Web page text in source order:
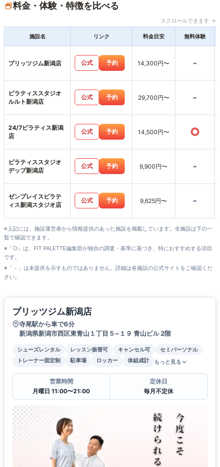
料金・体験・特徴を比べる
スクロールできます →
施設名 リンク 料金目安 無料体験
プリッツジム新潟店 公式 予約 14,300円〜 -
ピラティススタジオ
ルルト新潟店
公式 予約 29,700円〜 -
24/7ピラティス新潟
店
公式 予約 14,500円〜 ○
ピラティススタジオ
デップ新潟店
公式 予約 9,900円〜 -
ゼンプレイスピラテ
ィス新潟スタジオ店
公式 予約 9,625円〜 -
※上記には、施設運営者から情報提供のあった施設を掲載しています。全施設は下の一
覧で確認できます。
※「○」は、FIT PALETTE編集部が独自の調査・基準に基づき、特におすすめする項目
です。
※「－」は未提供を示すものではありません。詳細は各施設の公式サイトをご確認くだ
さい。
プリッツジム新潟店
寺尾駅から車で6分
新潟県新潟市西区東青山１丁目５−１９ 青山ビル 2階
シューズレンタル レッスン振替可 キャンセル可
セミパーソナル
トレーナー固定制
駐車場 ロッカー 体組成計 もっと見る
営業時間
月曜日 11:00〜21:00
定休日
毎月不定休